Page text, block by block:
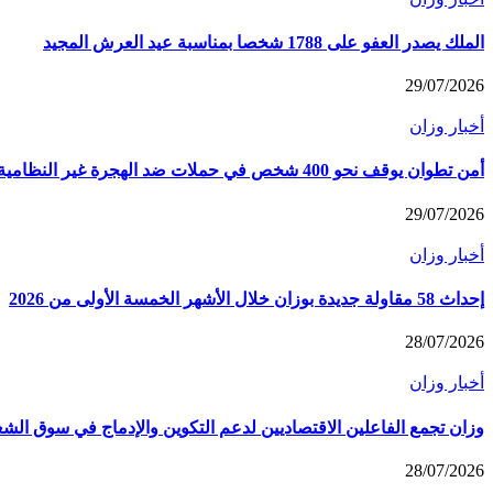
الملك يصدر العفو على 1788 شخصا بمناسبة عيد العرش المجيد
29/07/2026
أخبار وزان
أمن تطوان يوقف نحو 400 شخص في حملات ضد الهجرة غير النظامية
29/07/2026
أخبار وزان
إحداث 58 مقاولة جديدة بوزان خلال الأشهر الخمسة الأولى من 2026
28/07/2026
أخبار وزان
وزان تجمع الفاعلين الاقتصاديين لدعم التكوين والإدماج في سوق
28/07/2026